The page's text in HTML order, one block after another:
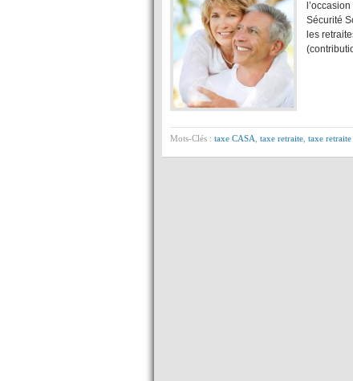
Sécurité
les
Mots-Clés : taxe CASA taxe retraite taxe